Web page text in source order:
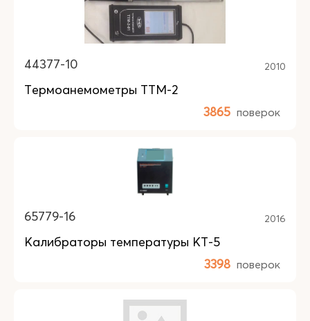
44377-10 2010
Термоанемометры ТТМ-2
3865 поверок
65779-16 2016
Калибраторы температуры КТ-5
3398 поверок